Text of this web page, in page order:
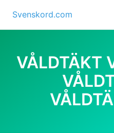
content
Svenskord.com
VÅLDTÄKT